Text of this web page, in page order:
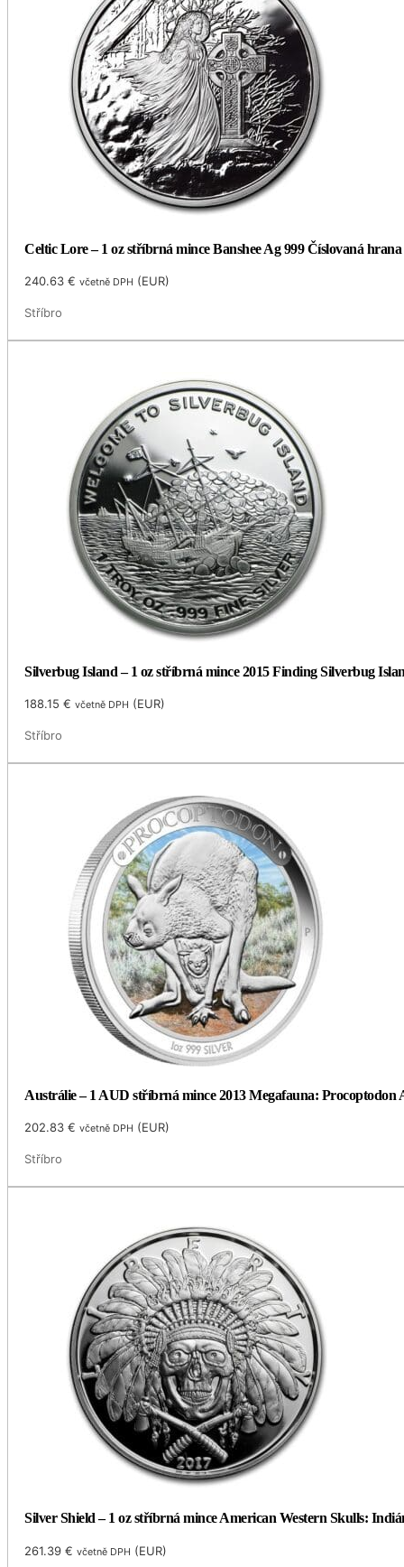
Celtic Lore – 1 oz stříbrná mince Banshee Ag 999 Číslovaná
240.63€ včetně DPH (EUR)
Stříbro
Silverbug Island – 1 oz stříbrná mince 2015 Finding Silverbug
188.15€ včetně DPH (EUR)
Stříbro
Austrálie – 1 AUD stříbrná mince 2013 Megafauna: Procoptodon
202.83€ včetně DPH (EUR)
Stříbro
Silver Shield – 1 oz stříbrná mince American Western Skulls:
261.39€ včetně DPH (EUR)